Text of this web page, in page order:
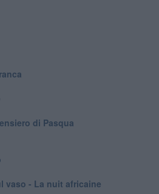
di Pasqua
vaso - La nuit africaine